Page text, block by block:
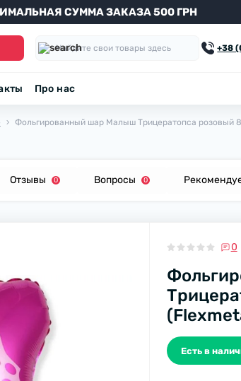
СУММА ЗАКАЗА 500 ГРН
+38
Про нас
Фольгированный шар Малыш Трицератопса розовый
Отзывы 0 Вопросы 0
0
Есть в